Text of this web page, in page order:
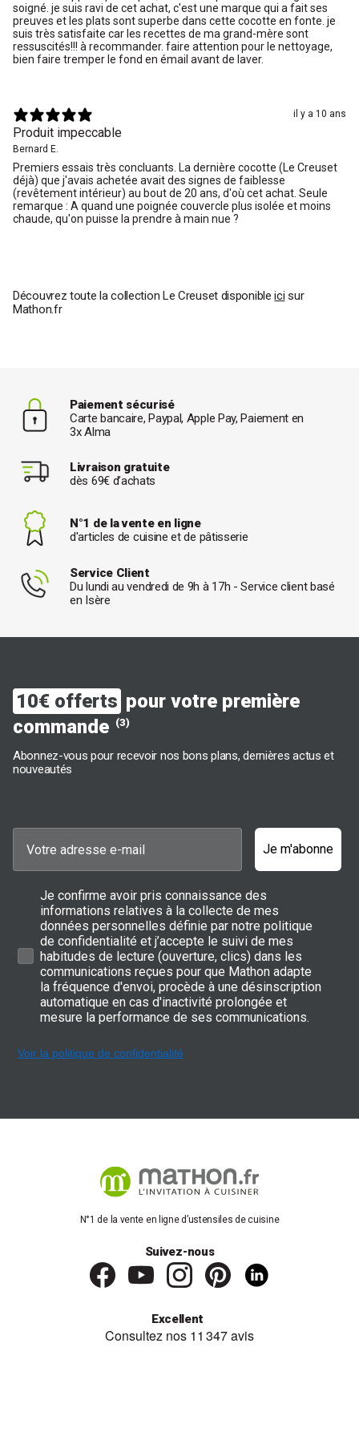
soigné. je suis ravi de cet achat, c'est une marque qui a fait ses
preuves et les plats sont superbe dans cette cocotte en fonte. je
suis très satisfaite car les recettes de ma grand-mère sont
ressuscités!!! à recommander. faire attention pour le nettoyage,
bien faire tremper le fond en émail avant de laver.
il y a 10 ans
Produit impeccable
Bernard E.
Premiers essais très concluants. La dernière cocotte (Le Creuset
déjà) que j'avais achetée avait des signes de faiblesse
(revêtement intérieur) au bout de 20 ans, d'où cet achat. Seule
remarque : A quand une poignée couvercle plus isolée et moins
chaude, qu'on puisse la prendre à main nue ?
Découvrez toute la collection Le Creuset disponibleici sur
Mathon.fr
Paiement sécurisé
Carte bancaire, Paypal, Apple Pay, Paiement en
3x Alma
Livraison gratuite
dès 69€ d’achats
N°1 de la vente en ligne
d'articles de cuisine et de pâtisserie
Service Client
Du lundi au vendredi de 9h à 17h - Service client basé
en Isère
10€ offerts pour votre première
commande (3)
Abonnez-vous pour recevoir nos bons plans, dernières actus et
nouveautés
Je m'abonne
Je confirme avoir pris connaissance des
informations relatives à la collecte de mes
données personnelles définie par notre politique
de confidentialité et j’accepte le suivi de mes
habitudes de lecture (ouverture, clics) dans les
communications reçues pour que Mathon adapte
la fréquence d'envoi, procède à une désinscription
automatique en cas d'inactivité prolongée et
mesure la performance de ses communications.
Voir la politique de confidentialité
N°1 de la vente en ligne d’ustensiles de cuisine
Suivez-nous
Excellent